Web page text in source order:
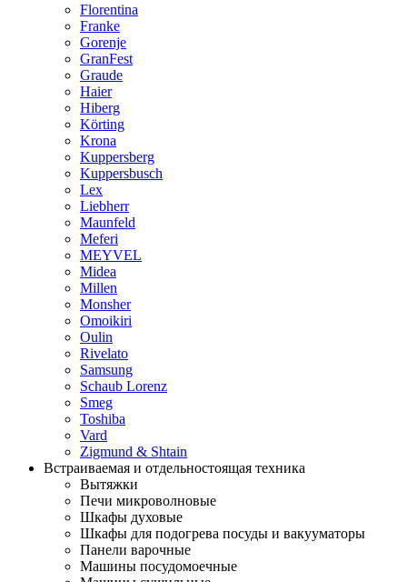
Florentina
Franke
Gorenje
GranFest
Graude
Haier
Hiberg
Körting
Krona
Kuppersberg
Kuppersbusch
Lex
Liebherr
Maunfeld
Meferi
MEYVEL
Midea
Millen
Monsher
Omoikiri
Oulin
Rivelato
Samsung
Schaub Lorenz
Smeg
Toshiba
Vard
Zigmund & Shtain
Встраиваемая и отдельностоящая техника
Вытяжки
Печи микроволновые
Шкафы духовые
Шкафы для подогрева посуды и вакууматоры
Панели варочные
Машины посудомоечные